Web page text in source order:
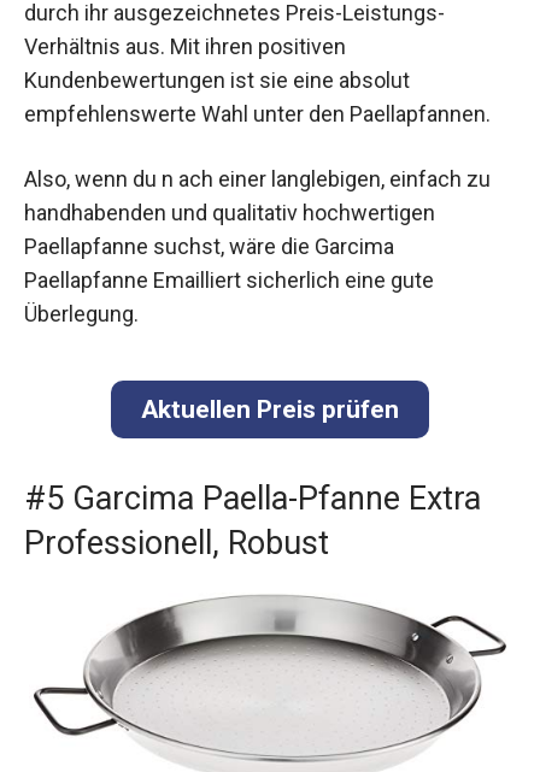
durch ihr ausgezeichnetes Preis-Leistungs-
Verhältnis aus. Mit ihren positiven
Kundenbewertungen ist sie eine absolut
empfehlenswerte Wahl unter den Paellapfannen.
Also, wenn du n ach einer langlebigen, einfach zu
handhabenden und qualitativ hochwertigen
Paellapfanne suchst, wäre die Garcima
Paellapfanne Emailliert sicherlich eine gute
Überlegung.
Aktuellen Preis prüfen
#5 Garcima Paella-Pfanne Extra
Professionell, Robust